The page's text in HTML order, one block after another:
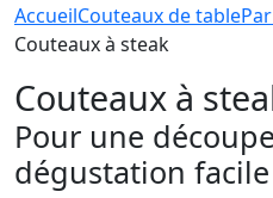
AccueilCouteaux de table
Couteaux à steak
Couteaux à
Pour une
dégustation